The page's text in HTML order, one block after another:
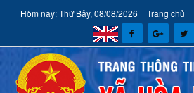
Hôm nay: Thứ Bảy, 08/08/2026 Trang chủ